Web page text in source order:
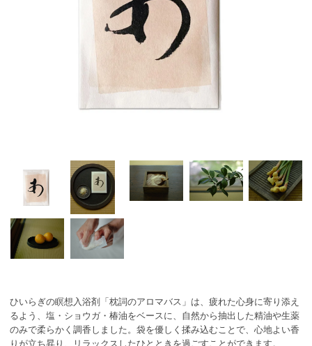
ひいらぎの瞑想入浴剤「枕詞のアロマバス」は、疲れた心身に寄り添え
るよう、塩・ショウガ・椿油をベースに、自然から抽出した精油や生薬
のみで柔らかく調香しました。袋を優しく揉み込むことで、心地よい香
りが立ち昇り、リラックスしたひとときを過ごすことができます。